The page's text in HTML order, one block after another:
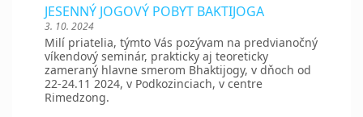
JESENNÝ JOGOVÝ POBYT BAKTIJOGA
3. 10. 2024
Milí priatelia, týmto Vás pozývam na predvianočný
víkendový seminár, prakticky aj teoreticky
zameraný hlavne smerom Bhaktijogy, v dňoch od
22-24.11 2024, v Podkozinciach, v centre
Rimedzong.